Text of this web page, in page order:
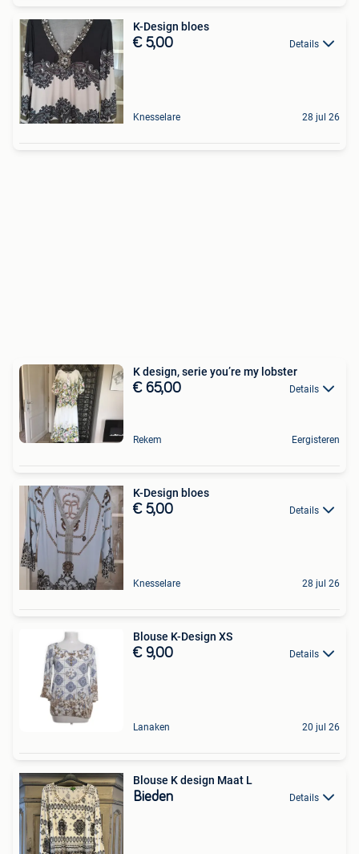
K-Design bloes
€ 5,00 Details
Knesselare 28 jul 26
K design, serie you’re my lobster
€ 65,00 Details
Rekem Eergisteren
K-Design bloes
€ 5,00 Details
Knesselare 28 jul 26
Blouse K-Design XS
€ 9,00 Details
Lanaken 20 jul 26
Blouse K design Maat L
Bieden Details